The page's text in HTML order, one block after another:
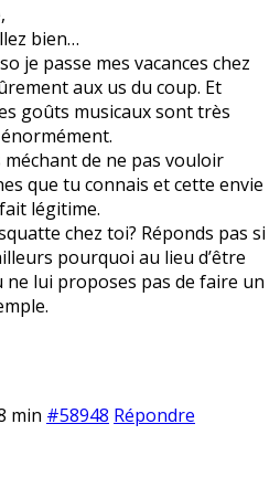
bien…
je passe mes vacances chez
aux us du coup. Et
goûts musicaux sont très
méchant de ne pas vouloir
que tu connais et cette envie
légitime.
chez toi? Réponds pas si
pourquoi au lieu d’être
ne lui proposes pas de faire un
min #58948 Répondre